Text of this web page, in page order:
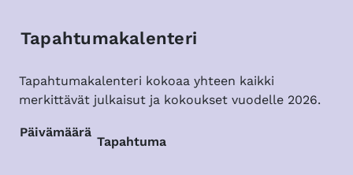
Tapahtumakalenteri
Tapahtumakalenteri kokoaa yhteen kaikki
merkittävät julkaisut ja kokoukset vuodelle 2026.
Päivämäärä
Tapahtuma